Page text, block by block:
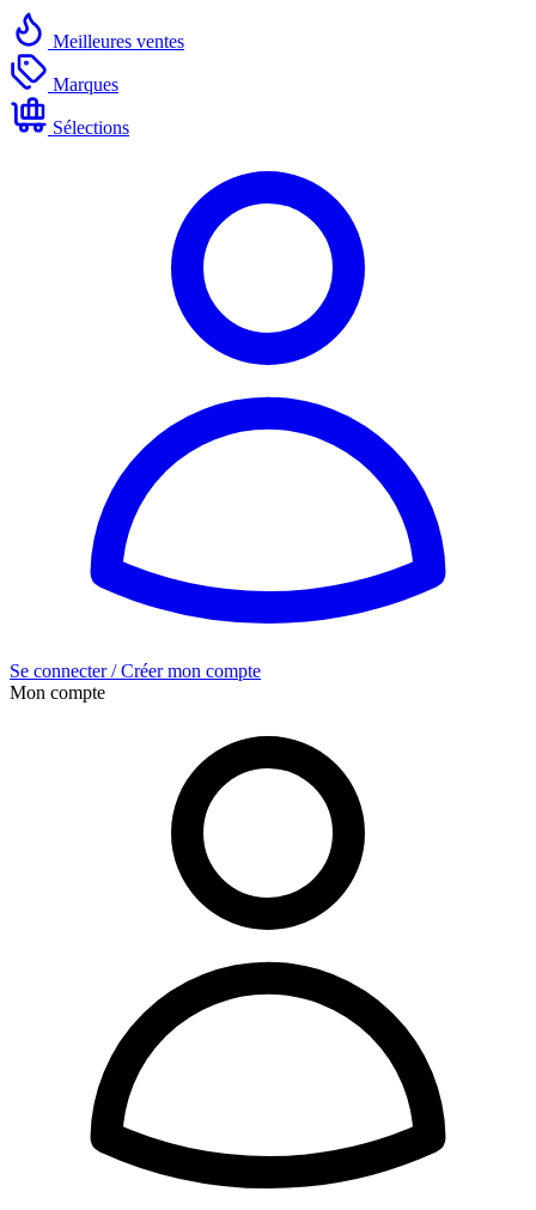
Meilleures ventes
Marques
Sélections
Se connecter / Créer mon compte
Mon compte